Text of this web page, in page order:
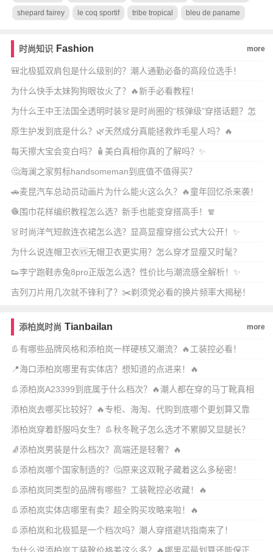
shepard fairey le coq sportif tribe tropical bleu de paname
时尚知识 Fashion more
🎒北极狐双肩包是什么级别的？潮人通勤必备的高段位选手！
为什么快手太妹狗狗眼妆火了？🔥新手必看教程！
为什么王中王法国全透明时装👗是时尚圈的“核弹级”穿搭话题？怎
么穿才不踩雷又高
原生护发到底是什么？🌿天然成分真能拯救炸毛星人吗？🔥
每天擦大宝会变白吗？🧴美白真相你真的了解吗？✨
🤔海澜之家剪标handsomeman到底值不值得买？
🚗麦昆汽车总动员动画片为什么能火这么久？🔥童年回忆杀来袭！
🧶围巾花样编织教程怎么选？新手也能变穿搭高手！🧣
👗时尚洋气短款连衣裙怎么选？显高显瘦穿搭公式大公开！✨
为什么说连帽卫衣🆚无帽卫衣更实用？怎么穿才显瘦又时髦？
👟李宁跑鞋赤兔8pro正版怎么选？性价比与潮流感全解析！✨
吉列刀片用几次就不锋利了？✂️剃须党必看的换片频率大揭秘！
添柏岚时尚 Tianbailan more
👢有哪些品牌风格和添柏岚一样硬核又潮流？🔥工装控必看！
📍海口添柏岚哪里有实体店？想知道的点进来！🔥
👢添柏岚A23399到底属于什么档次？🔥潮人都在穿的马丁靴真相
来了！
添柏岚去哪买比较好？🔥专柜、海淘、代购到底哪个更划算又靠
谱？
添柏岚穿着舒服吗女生？👢秋冬靴子怎么选才不累脚又显腿长？
🧦添柏岚男装是什么档次？高端还是轻奢？🔥
👢添柏岚哪个国家制造的？🤔原来这双靴子藏着这么多秘密！
👢添柏岚同类型的品牌有哪些？工装靴控必收藏！🔥
👢添柏岚实体店哪里有卖？超全购买攻略来啦！🔥
👢添柏岚和北极狐是一个档次吗？潮人穿搭避坑指南来了！